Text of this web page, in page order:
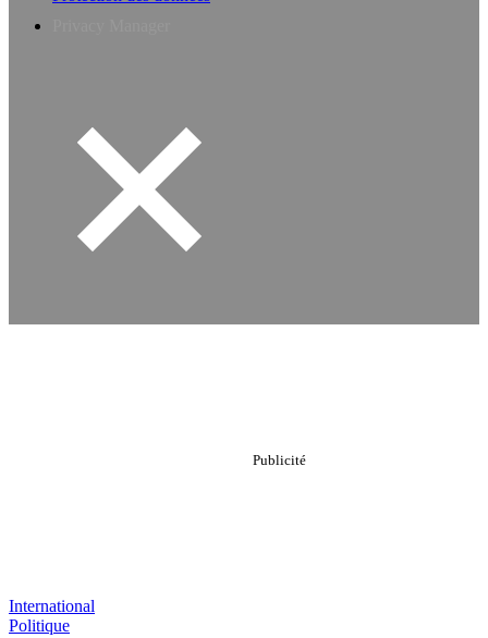
International
Politique